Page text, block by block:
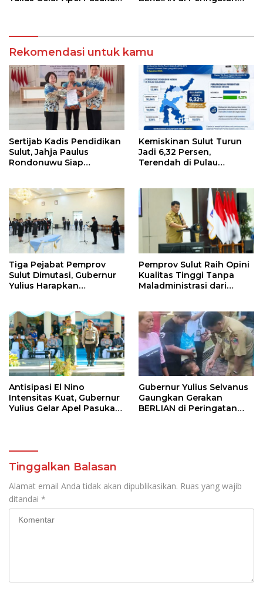
Rekomendasi untuk kamu
Sertijab Kadis Pendidikan
Sulut, Jahja Paulus
Rondonuwu Siap
Kemiskinan Sulut Turun
Jadi 6,32 Persen,
Terendah di Pulau
Tiga Pejabat Pemprov
Sulut Dimutasi, Gubernur
Yulius Harapkan
Pemprov Sulut Raih Opini
Kualitas Tinggi Tanpa
Maladministrasi dari
Antisipasi El Nino
Intensitas Kuat, Gubernur
Yulius Gelar Apel Pasukan
Gubernur Yulius Selvanus
Gaungkan Gerakan
BERLIAN di Peringatan
Tinggalkan Balasan
Alamat email Anda tidak akan dipublikasikan. Ruas yang wajib
ditandai *